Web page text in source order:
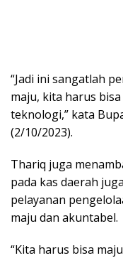
“Jadi ini sangatlah
maju, kita harus
teknologi,” kata
(2/10/2023).
Thariq juga
pada kas daerah
pelayanan
maju dan akuntabel.
“Kita harus bisa